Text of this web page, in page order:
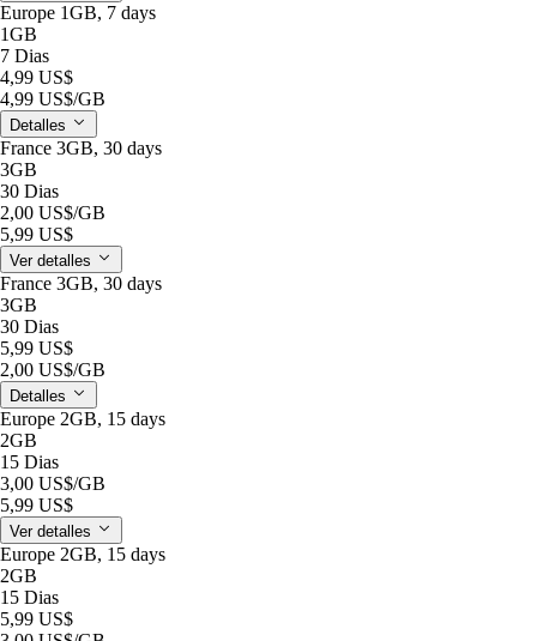
Europe 1GB, 7 days
1GB
7 Dias
4,99 US$
4,99 US$/GB
Detalles
France 3GB, 30 days
3GB
30 Dias
2,00 US$/GB
5,99 US$
Ver detalles
France 3GB, 30 days
3GB
30 Dias
5,99 US$
2,00 US$/GB
Detalles
Europe 2GB, 15 days
2GB
15 Dias
3,00 US$/GB
5,99 US$
Ver detalles
Europe 2GB, 15 days
2GB
15 Dias
5,99 US$